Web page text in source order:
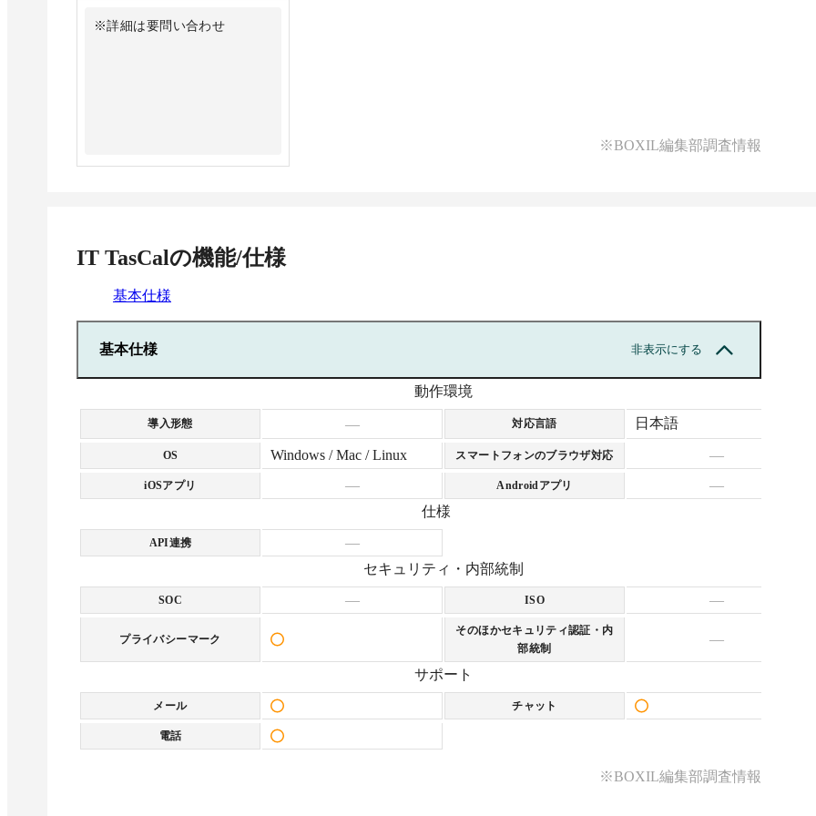
※詳細は要問い合わせ
※BOXIL編集部調査情報
IT TasCal の機能/仕様
基本仕様
基本仕様 非表示にする
動作環境
導入形態 — 対応言語 日本語
OS Windows / Mac / Linux スマートフォンのブラウザ対応 —
iOSアプリ — Androidアプリ
—
仕様
API連携
—
セキュリティ・内部統制
SOC — ISO —
プライバシーマーク
そのほかセキュリティ認証・内
部統制
—
サポート
メール チャット
電話
※BOXIL編集部調査情報